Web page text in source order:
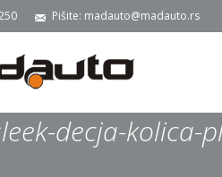
Pišite: madauto@madauto.rs
decja-kolica-